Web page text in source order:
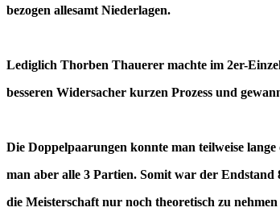
bezogen allesamt Niederlagen.
Lediglich Thorben Thauerer machte im 2er-
besseren Widersacher kurzen Prozess und
Die Doppelpaarungen konnte man teilweise
man aber alle 3 Partien. Somit war der Endstand
die Meisterschaft nur noch theoretisch zu nehmen